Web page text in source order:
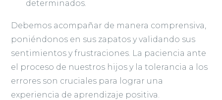
determinados.
Debemos acompañar de manera comprensiva,
poniéndonos en sus zapatos y validando sus
sentimientos y frustraciones. La paciencia ante
el proceso de nuestros hijos y la tolerancia a los
errores son cruciales para lograr una
experiencia de aprendizaje positiva.